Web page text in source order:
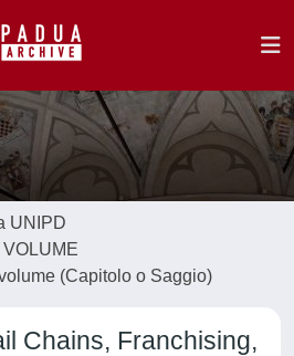
UNIPD
(Capitolo o Saggio)
Chains, Franchising,